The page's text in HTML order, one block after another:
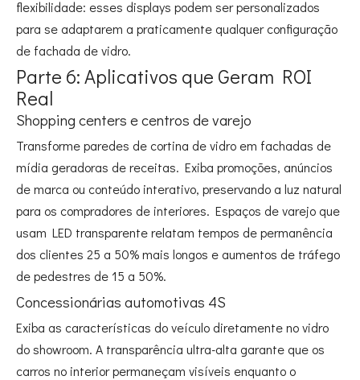
flexibilidade: esses displays podem ser personalizados
para se adaptarem a praticamente qualquer configuração
de fachada de vidro.
Parte 6: Aplicativos que Geram ROI
Real
Shopping centers e centros de varejo
Transforme paredes de cortina de vidro em fachadas de
mídia geradoras de receitas. Exiba promoções, anúncios
de marca ou conteúdo interativo, preservando a luz natural
para os compradores de interiores. Espaços de varejo que
usam LED transparente relatam tempos de permanência
dos clientes 25 a 50% mais longos e aumentos de tráfego
de pedestres de 15 a 50%.
Concessionárias automotivas 4S
Exiba as características do veículo diretamente no vidro
do showroom. A transparência ultra-alta garante que os
carros no interior permaneçam visíveis enquanto o